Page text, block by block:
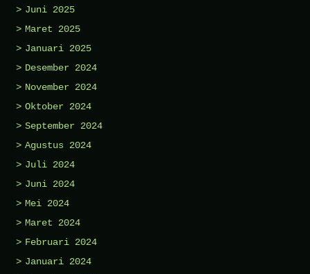
Juni 2025
Maret 2025
Januari 2025
Desember 2024
November 2024
Oktober 2024
September 2024
Agustus 2024
Juli 2024
Juni 2024
Mei 2024
Maret 2024
Februari 2024
Januari 2024